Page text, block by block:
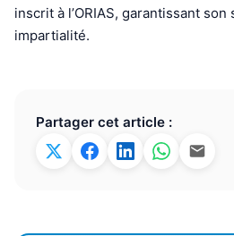
inscrit à l’ORIAS, garantissant
impartialité.
Partager cet article :